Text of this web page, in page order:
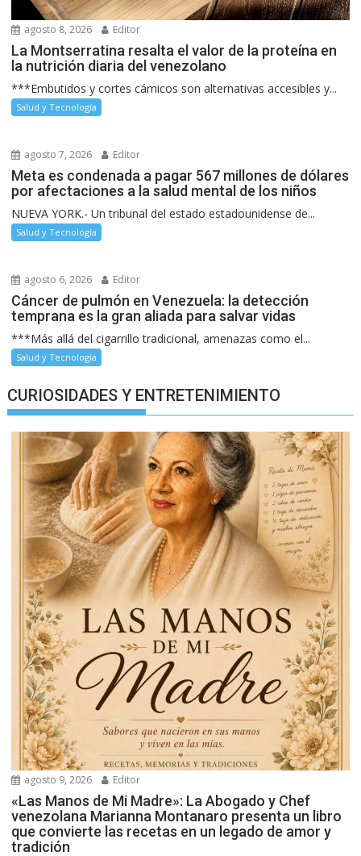
agosto 8, 2026 Editor
La Montserratina resalta el valor de la proteína en
la nutrición diaria del venezolano
***Embutidos y cortes cárnicos son alternativas accesibles y...
Salud y Tecnología
agosto 7, 2026 Editor
Meta es condenada a pagar 567 millones de dólares
por afectaciones a la salud mental de los niños
NUEVA YORK.- Un tribunal del estado estadounidense de...
Salud y Tecnología
agosto 6, 2026 Editor
Cáncer de pulmón en Venezuela: la detección
temprana es la gran aliada para salvar vidas
***Más allá del cigarrillo tradicional, amenazas como el...
Salud y Tecnología
CURIOSIDADES Y ENTRETENIMIENTO
agosto 9, 2026 Editor
«Las Manos de Mi Madre»: La Abogado y Chef
venezolana Marianna Montanaro presenta un libro
que convierte las recetas en un legado de amor y
tradición